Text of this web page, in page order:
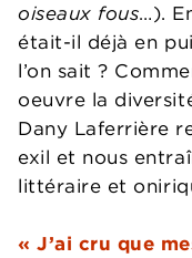
oiseaux fous…).
était-il déjà en
l’on sait ?
oeuvre la
Dany Laferrière
exil et nous
littéraire et
« J’ai cru que